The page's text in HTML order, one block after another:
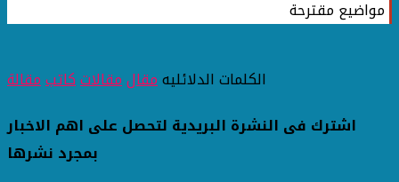
مواضيع مقترحة
الكلمات الدلائليهمقالمقالاتكاتبمقالة
اشترك فى النشرة البريدية لتحصل على اهم الاخبار
بمجرد نشرها